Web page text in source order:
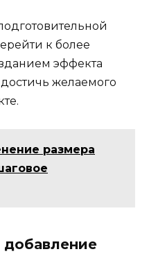
к более
эффекта
желаемого
размера
добавление